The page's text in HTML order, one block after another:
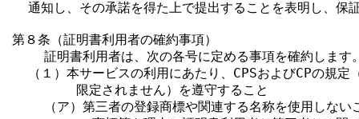
通知し、その承諾を得た上で提出することを表明し、保
第８条（証明書利用者の確約事項）
証明書利用者は、次の各号に定める事項を確約します
（１）本サービスの利用にあたり、CPSおよびCPの規定
        限定されません）を遵守すること
（ア）第三者の登録商標や関連する名称を使用しない